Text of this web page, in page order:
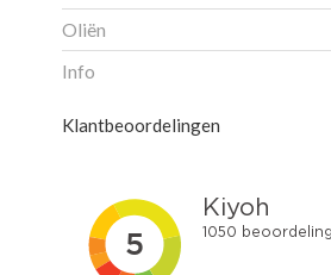
Oliën
Info
Klantbeoordelingen